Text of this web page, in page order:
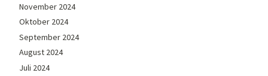
November 2024
Oktober 2024
September 2024
August 2024
Juli 2024